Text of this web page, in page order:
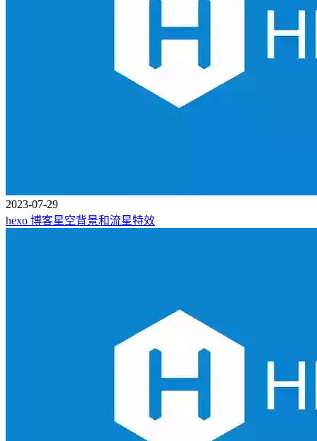
2023-07-29
hexo 博客星空背景和流星特效